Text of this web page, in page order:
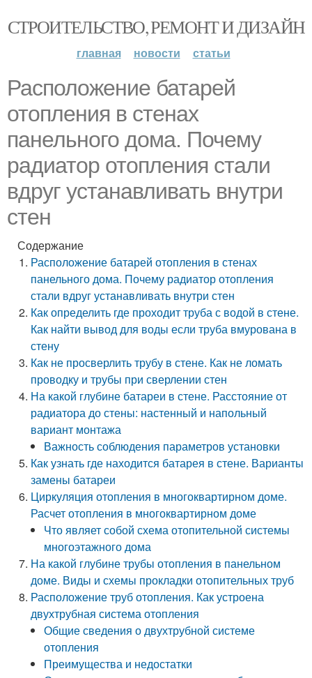
СТРОИТЕЛЬСТВО, РЕМОНТ И ДИЗАЙН
главная новости статьи
Расположение батарей
отопления в стенах
панельного дома. Почему
радиатор отопления стали
вдруг устанавливать внутри
стен
Содержание
Расположение батарей отопления в стенах
панельного дома. Почему радиатор отопления
стали вдруг устанавливать внутри стен
Как определить где проходит труба с водой в стене.
Как найти вывод для воды если труба вмурована в
стену
Как не просверлить трубу в стене. Как не ломать
проводку и трубы при сверлении стен
На какой глубине батареи в стене. Расстояние от
радиатора до стены: настенный и напольный
вариант монтажа
Важность соблюдения параметров установки
Как узнать где находится батарея в стене. Варианты
замены батареи
Циркуляция отопления в многоквартирном доме.
Расчет отопления в многоквартирном доме
Что являет собой схема отопительной системы
многоэтажного дома
На какой глубине трубы отопления в панельном
доме. Виды и схемы прокладки отопительных труб
Расположение труб отопления. Как устроена
двухтрубная система отопления
Общие сведения о двухтрубной системе
отопления
Преимущества и недостатки